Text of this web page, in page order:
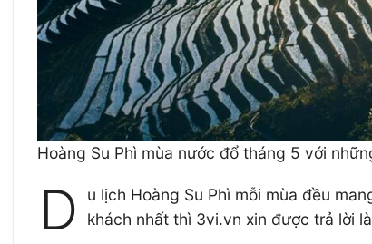
Hoàng Su Phì mùa nước đổ tháng 5 với
D
u lịch Hoàng Su Phì mỗi mùa đều
khách nhất thì 3vi.vn xin được trả lời